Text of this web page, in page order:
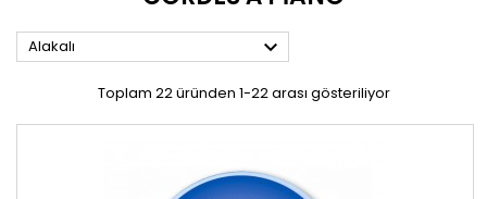
Alakalı 
Toplam 22 üründen 1-22 arası gösteriliyor